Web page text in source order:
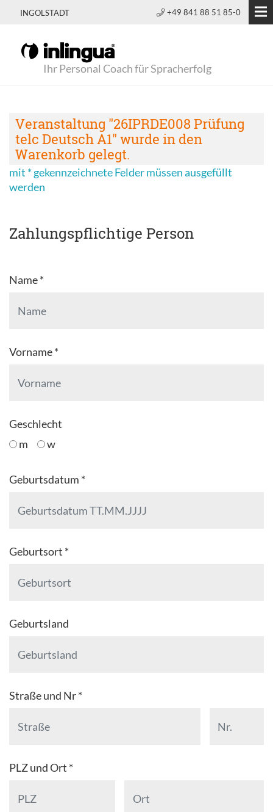
INGOLSTADT +49 841 88 51 85-0
Ihr Personal Coach für Spracherfolg
Veranstaltung "26IPRDE008 Prüfung
telc Deutsch A1" wurde in den
Warenkorb gelegt.
mit * gekennzeichnete Felder müssen ausgefüllt
werden
Zahlungspflichtige Person
Name *
Vorname *
Geschlecht
m
w
Geburtsdatum *
Geburtsort *
Geburtsland
Straße und Nr *
PLZ und Ort *